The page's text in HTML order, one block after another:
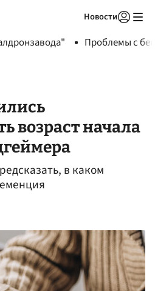
Новости
Проблемы с
возраст начала
в каком